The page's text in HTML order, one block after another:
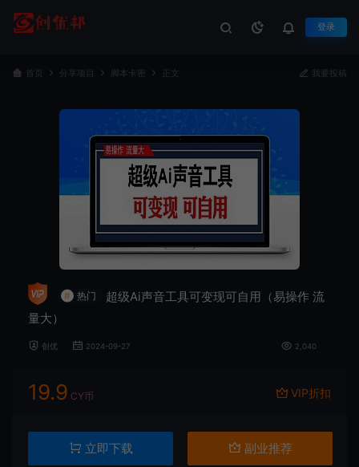
登录
首页 分享项目 脚本卡密 正文 我要投稿
# 热门
超级Ai声音工具可变现可自用（易操作 流
量大）
创优 2024-09-27 2,040
19.9 CY币 VIP折扣
立即下载 副业推荐